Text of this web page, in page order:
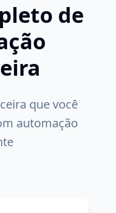
de
que você
automação